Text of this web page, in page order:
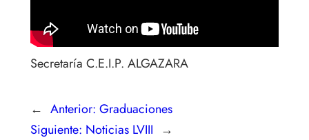
Secretaría C.E.I.P. ALGAZARA
← Anterior: Graduaciones
Siguiente: Noticias LVIII →